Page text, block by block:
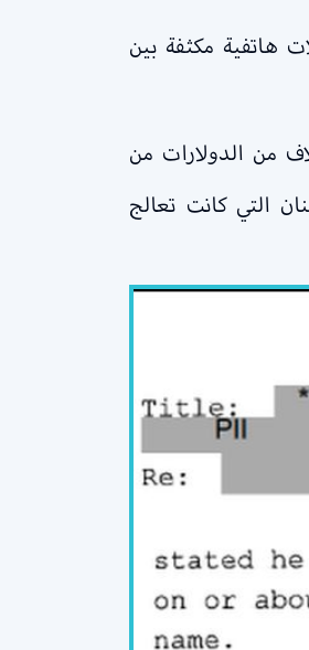
هاتفية مكثفة بين
من الدولارات من
التي كانت تعالج